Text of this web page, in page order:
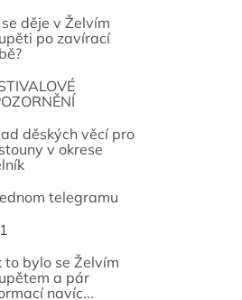
se děje v Želvím
po zavírací
děských věcí pro
v okrese
telegramu
to bylo se Želvím
a pár
navíc...